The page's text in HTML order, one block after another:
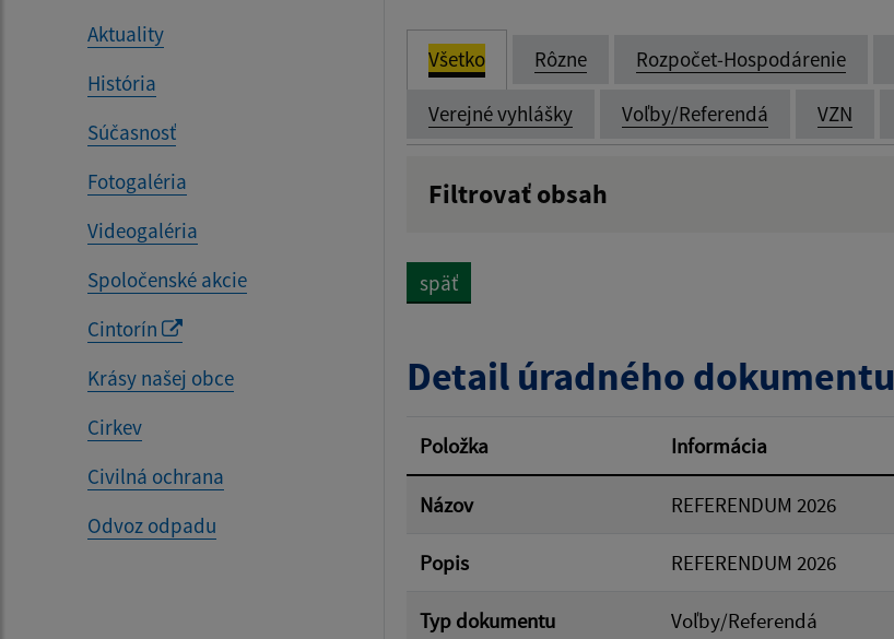
Aktuality
História
Súčasnosť
Fotogaléria
Videogaléria
Spoločenské akcie
Cintorín
Krásy našej obce
Cirkev
Civilná ochrana
Odvoz odpadu
Všetko Rôzne Rozpočet-Hospodárenie
Verejné vyhlášky Voľby/Referendá VZN
Filtrovať obsah
Filtrovať
späť
Detail úradného dokumentu
Položka Informácia
Názov REFERENDUM 2026
Popis REFERENDUM 2026
Typ dokumentu Voľby/Referendá